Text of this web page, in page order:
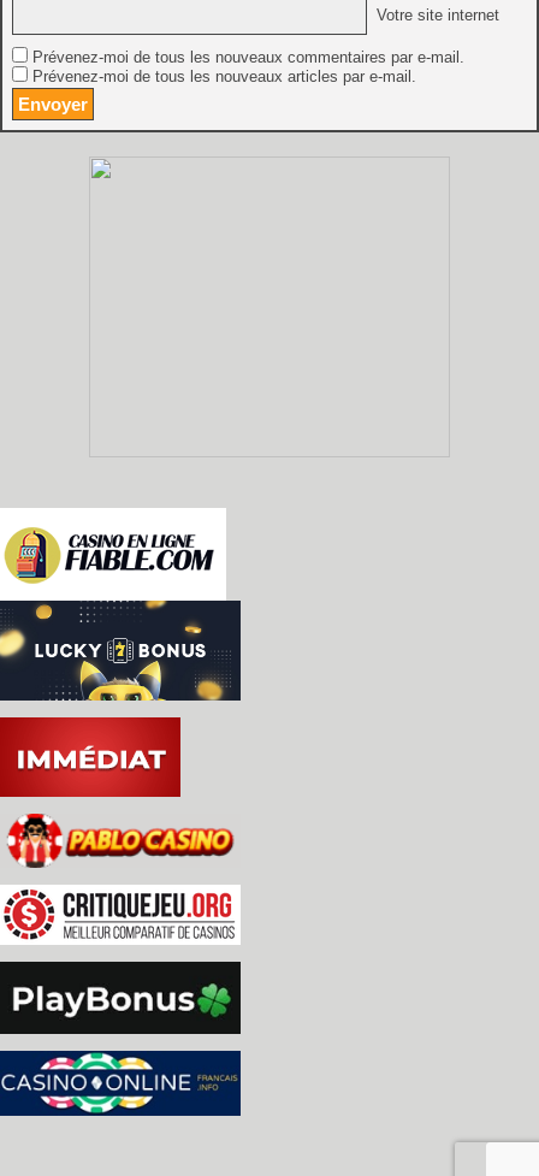
Votre site internet
Prévenez-moi de tous les nouveaux commentaires par e-mail.
Prévenez-moi de tous les nouveaux articles par e-mail.